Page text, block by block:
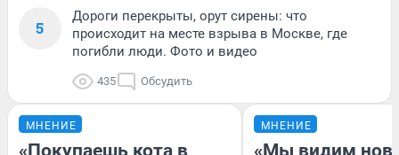
5
Дороги перекрыты, орут сирены: что
происходит на месте взрыва в Москве, где
погибли люди. Фото и видео
435 Обсудить
МНЕНИЕ
«Покупаешь кота в
МНЕНИЕ
«Мы видим